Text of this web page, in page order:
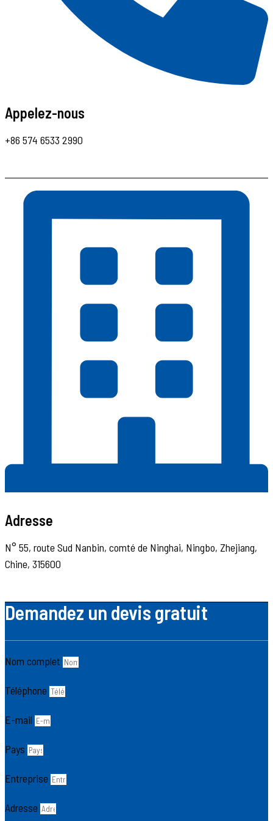
Appelez-nous
+86 574 6533 2990
Adresse
N° 55, route Sud Nanbin, comté de Ninghai, Ningbo, Zhejiang,
Chine, 315600
Demandez un devis gratuit
Nom complet
Téléphone
E-mail
Pays
Entreprise
Adresse